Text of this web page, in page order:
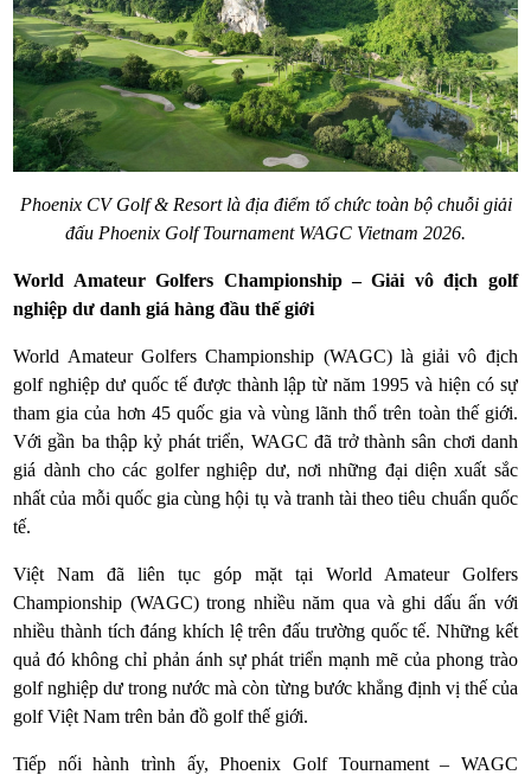
Phoenix CV Golf & Resort là địa điểm tổ chức toàn bộ chuỗi giải
đấu Phoenix Golf Tournament WAGC Vietnam 2026.
World Amateur Golfers Championship – Giải vô địch golf
nghiệp dư danh giá hàng đầu thế giới
World Amateur Golfers Championship (WAGC) là giải vô địch
golf nghiệp dư quốc tế được thành lập từ năm 1995 và hiện có sự
tham gia của hơn 45 quốc gia và vùng lãnh thổ trên toàn thế giới.
Với gần ba thập kỷ phát triển, WAGC đã trở thành sân chơi danh
giá dành cho các golfer nghiệp dư, nơi những đại diện xuất sắc
nhất của mỗi quốc gia cùng hội tụ và tranh tài theo tiêu chuẩn quốc
tế.
Việt Nam đã liên tục góp mặt tại World Amateur Golfers
Championship (WAGC) trong nhiều năm qua và ghi dấu ấn với
nhiều thành tích đáng khích lệ trên đấu trường quốc tế. Những kết
quả đó không chỉ phản ánh sự phát triển mạnh mẽ của phong trào
golf nghiệp dư trong nước mà còn từng bước khẳng định vị thế của
golf Việt Nam trên bản đồ golf thế giới.
Tiếp nối hành trình ấy, Phoenix Golf Tournament – WAGC